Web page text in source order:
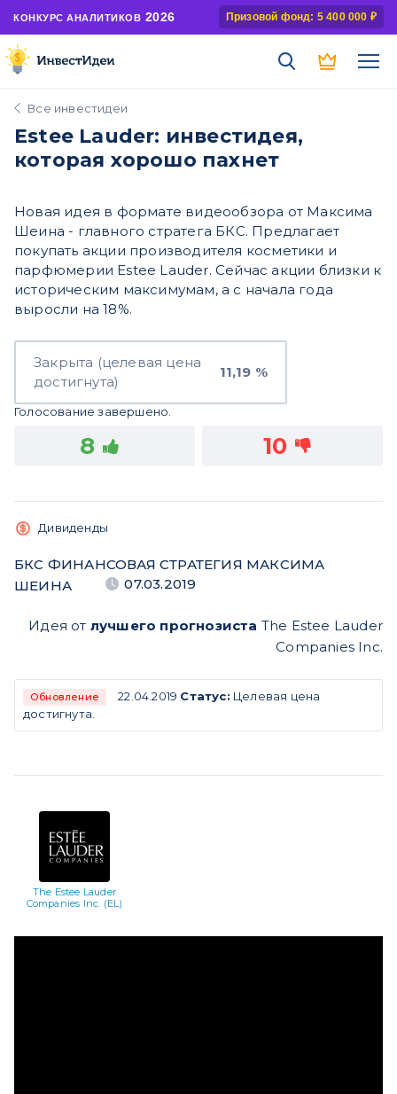
КОНКУРС АНАЛИТИКОВ 2026 Призовой фонд: 5 400 000 ₽
Все инвестидеи
Estee Lauder: инвестидея,
которая хорошо пахнет
Новая идея в формате видеообзора от Максима
Шеина - главного стратега БКС. Предлагает
покупать акции производителя косметики и
парфюмерии Estee Lauder. Сейчас акции близки к
историческим максимумам, а с начала года
выросли на 18%.
Закрыта (целевая цена
достигнута)
11,19 %
Голосование завершено.
8 10
Дивиденды
БКС ФИНАНСОВАЯ СТРАТЕГИЯ МАКСИМА
ШЕИНА
07.03.2019
Идея от лучшего прогнозиста The Estee Lauder
Companies Inc.
Обновление 22.04.2019 Статус: Целевая цена
достигнута.
The Estee Lauder
Companies Inc. (EL)